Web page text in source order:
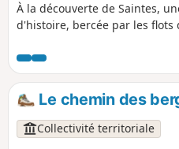
À la découverte de Saintes,
d'histoire, bercée par les flots
Le chemin des
Collectivité territoriale